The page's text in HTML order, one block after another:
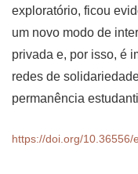
exploratório, ficou
um novo modo de
privada e, por isso, é
redes de
permanência
https://doi.org/10.36556/